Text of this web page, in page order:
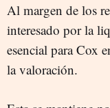
Al margen de los
interesado por la
esencial para Cox
la valoración.